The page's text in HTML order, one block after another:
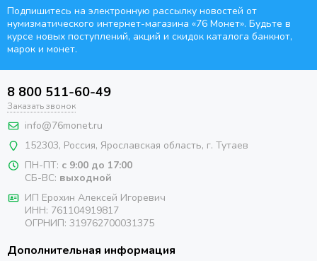
Подпишитесь на электронную рассылку новостей от
нумизматического интернет-магазина «76 Монет». Будьте в
курсе новых поступлений, акций и скидок каталога банкнот,
марок и монет.
8 800 511-60-49
Заказать звонок
info@76monet.ru
152303, Россия, Ярославская область, г. Тутаев
ПН-ПТ: с 9:00 до 17:00
СБ-ВС: выходной
ИП Ерохин Алексей Игоревич
ИНН: 761104919817
ОГРНИП: 319762700031375
Дополнительная информация